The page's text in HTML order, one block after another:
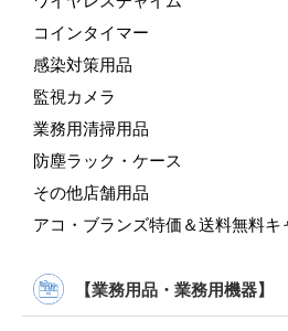
コインタイマー
感染対策用品
監視カメラ
業務用清掃用品
防塵ラック・ケース
その他店舗用品
アコ・ブランズ特価＆送料無料キ
【業務用品・業務用機器】